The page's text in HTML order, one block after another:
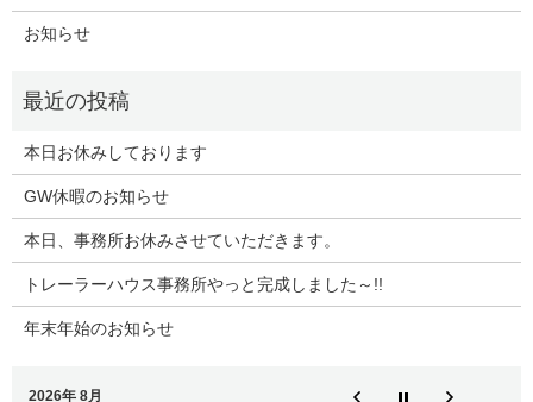
お知らせ
本日お休みしております
GW休暇のお知らせ
本日、事務所お休みさせていただきます。
トレーラーハウス事務所やっと完成しました～!!
年末年始のお知らせ
2026年 8月